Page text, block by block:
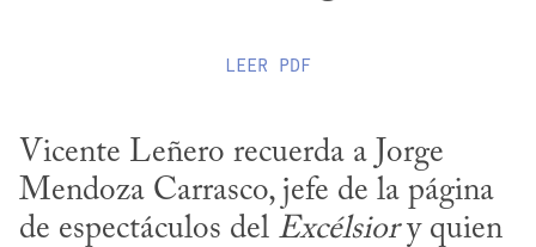
LEER PDF
Vicente Leñero recuerda a Jorge
Mendoza Carrasco, jefe de la página
de espectáculos del Excélsior y quien